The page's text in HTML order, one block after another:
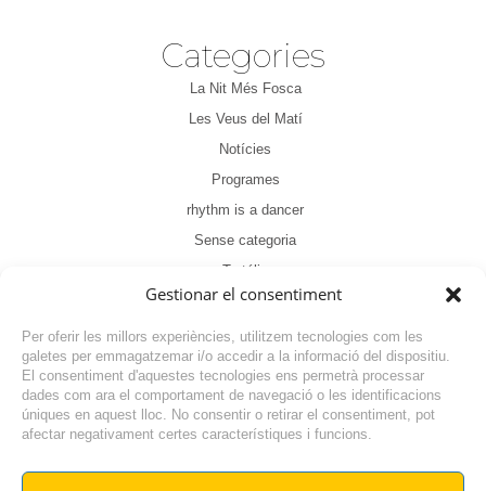
Gestionar el consentiment
Per oferir les millors experiències, utilitzem tecnologies com les
galetes per emmagatzemar i/o accedir a la informació del dispositiu.
El consentiment d'aquestes tecnologies ens permetrà processar
dades com ara el comportament de navegació o les identificacions
úniques en aquest lloc. No consentir o retirar el consentiment, pot
afectar negativament certes característiques i funcions.
Categories
La Nit Més Fosca
Les Veus del Matí
Notícies
Programes
rhythm is a dancer
Sense categoria
Tertúlia
NOTÍCIA ANTERIOR
NOTÍCIA SEGÜENT